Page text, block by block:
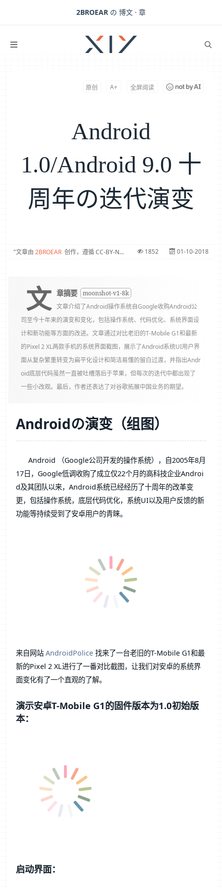
2BROEAR の 博文 · 章
Android 1.0/Android 9.0 十周年の迭代演变
全屏阅读
A+
原创
Android
1.0/Android 9.0 十
周年の迭代演变
文章由 2BROEAR 创作，遵循 CC-BY-NC-SA 协议 1852 01-10-2018
文 章摘要
moonshot-v1-8k
文章介绍了Android操作系统自Google收购Android公
司至今十年来的演变和变化，包括操作系统、代码优化、系统界面设
计和新功能等方面的改进。文章通过对比老旧的T-Mobile G1和最新
的Pixel 2 XL两款手机的系统界面截图，展示了Android系统UI用户界
面从复杂繁重转变为扁平化设计和简洁易懂的留白过渡，并指出Andr
oid底层代码虽然一直被吐槽落后于苹果，但每次的迭代中都出现了
一些小改观。最后，作者还表达了对谷歌拓展中国业务的期望。
Androidの演变（组图）
Android （Google公司开发的操作系统）， 自2005年8月
17日，Google低调收购了成立仅22个月的高科技企业Androi
d及其团队以来，Android系统已经经历了十周年的改革变
更，包括操作系统，底层代码优化，系统UI以及用户反馈的新
功能等持续受到了安卓用户的青睐。
来自网站 AndroidPolice 找来了一台老旧的T-Mobile G1和最
新的Pixel 2 XL进行了一番对比截图，让我们对安卓的系统界
面变化有了一个直观的了解。
演示安卓T-Mobile G1的固件版本为1.0初始版
本：
启动界面：